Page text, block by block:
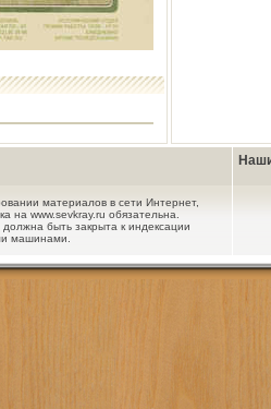
материалов в сети Интернет,
на www.sevkray.ru обязательна.
быть закрыта к индексации
машинами.